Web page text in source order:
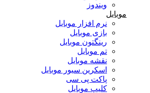
ویندوز
موبایل
نرم افزار موبایل
بازی موبایل
رینگتون موبایل
تم موبایل
نقشه موبایل
اسکرین سیور موبایل
پاکت پی سی
کلیپ موبایل